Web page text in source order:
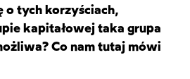
o tych korzyściach,
kapitałowej taka grupa
Co nam tutaj mówi